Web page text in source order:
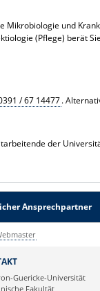
Mikrobiologie und
(Pflege) berät
/ 67 14477.
der
Ansprechpartner
Guericke-Universität
Fakultät